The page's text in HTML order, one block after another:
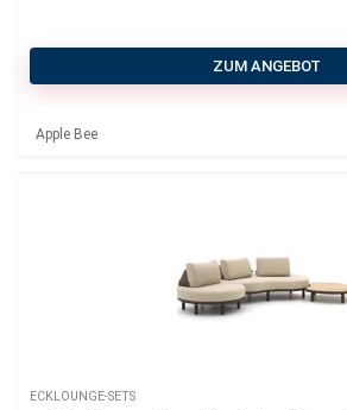
ZUM ANGEBOT
Apple Bee
ECKLOUNGE-SETS